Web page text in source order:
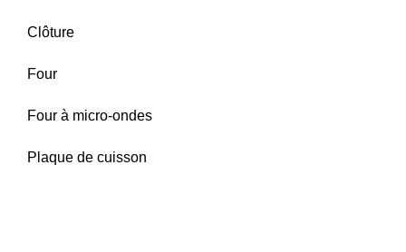
Clôture
Four
Four à micro-ondes
Plaque de cuisson